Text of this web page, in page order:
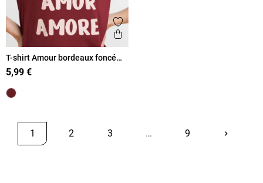
Ajouter aux favoris
Aperçu rapide
T-shirt Amour bordeaux foncé
femme
5,99 €
1 2 3 … 9 keyboard_arrow_rightSuivant